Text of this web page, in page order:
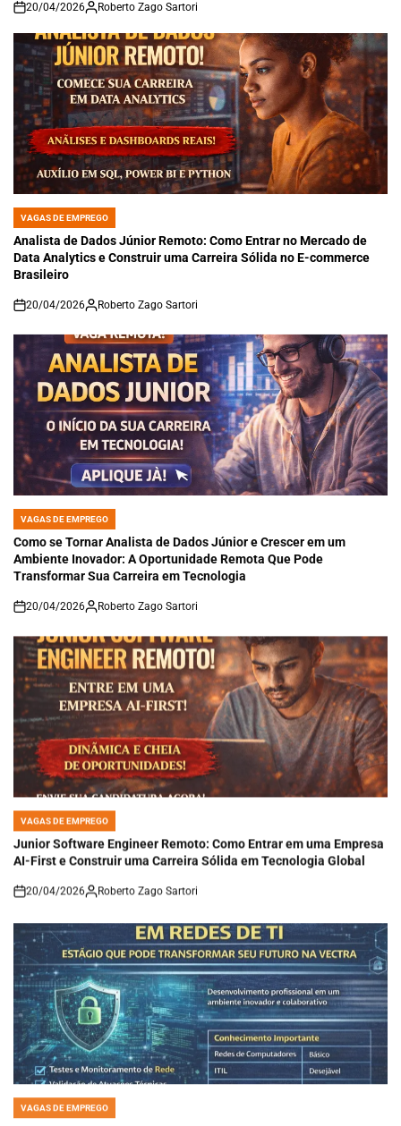
on
20/04/2026 Roberto Zago Sartori
POSTED
IN
VAGAS DE EMPREGO
Analista de Dados Júnior Remoto: Como Entrar no Mercado de
Data Analytics e Construir uma Carreira Sólida no E-commerce
Brasileiro
on
20/04/2026 Roberto Zago Sartori
POSTED
VAGAS DE EMPREGO
Como se Tornar Analista de Dados Júnior e Crescer em um
Ambiente Inovador: A Oportunidade Remota Que Pode
Transformar Sua Carreira em Tecnologia
on
20/04/2026 Roberto Zago Sartori
POSTED
IN
VAGAS DE EMPREGO
Junior Software Engineer Remoto: Como Entrar em uma Empresa
AI-First e Construir uma Carreira Sólida em Tecnologia Global
on
20/04/2026 Roberto Zago Sartori
POSTED
COMO CONSTRUIR UMA CARREIRA EM REDES DE TI: